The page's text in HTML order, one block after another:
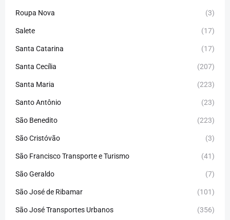
Roupa Nova (3)
Salete (17)
Santa Catarina (17)
Santa Cecília (207)
Santa Maria (223)
Santo Antônio (23)
São Benedito (223)
São Cristóvão (3)
São Francisco Transporte e Turismo (41)
São Geraldo (7)
São José de Ribamar (101)
São José Transportes Urbanos (356)